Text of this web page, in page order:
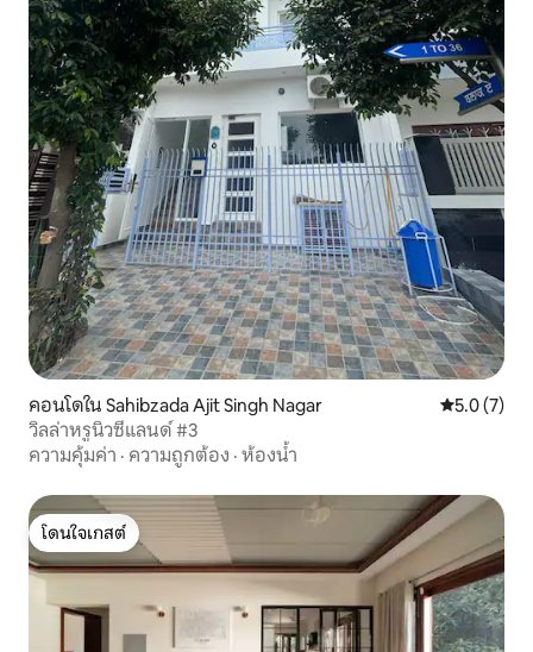
คอนโดใน Sahibzada Ajit Singh Nagar คะแนนเฉลี่
5.0 (7)
วิลล่าหรูนิวซีแลนด์ #3
ความคุ้มค่า · ความถูกต้อง · ห้องน้ำ
โดนใจเกสต์
โดนใจเกสต์